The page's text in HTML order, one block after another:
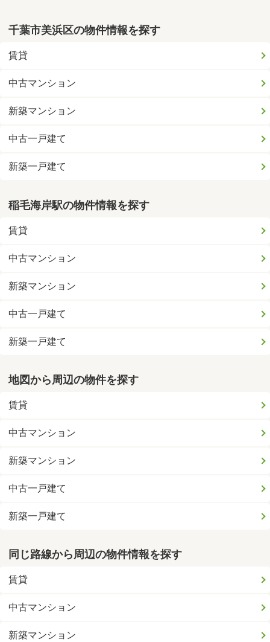
千葉市美浜区の物件情報を探す
賃貸
中古マンション
新築マンション
中古一戸建て
新築一戸建て
稲毛海岸駅の物件情報を探す
賃貸
中古マンション
新築マンション
中古一戸建て
新築一戸建て
地図から周辺の物件を探す
賃貸
中古マンション
新築マンション
中古一戸建て
新築一戸建て
同じ路線から周辺の物件情報を探す
賃貸
中古マンション
新築マンション